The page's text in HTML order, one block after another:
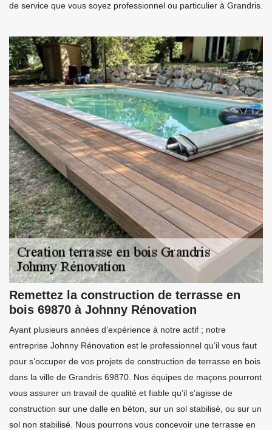
de service que vous soyez professionnel ou particulier à Grandris.
Remettez la construction de terrasse en
bois 69870 à Johnny Rénovation
Ayant plusieurs années d’expérience à notre actif ; notre
entreprise Johnny Rénovation est le professionnel qu’il vous faut
pour s’occuper de vos projets de construction de terrasse en bois
dans la ville de Grandris 69870. Nos équipes de maçons pourront
vous assurer un travail de qualité et fiable qu’il s’agisse de
construction sur une dalle en béton, sur un sol stabilisé, ou sur un
sol non stabilisé. Nous pourrons vous concevoir une terrasse en